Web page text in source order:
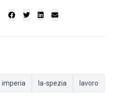
imperia la-spezia lavoro